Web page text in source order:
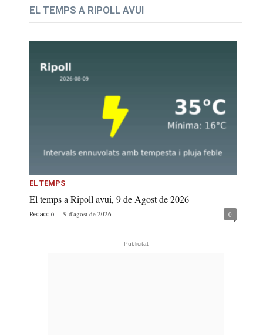
EL TEMPS A RIPOLL AVUI
EL TEMPS
El temps a Ripoll avui, 9 de Agost de 2026
Redacció - 9 d'agost de 2026 0
- Publicitat -